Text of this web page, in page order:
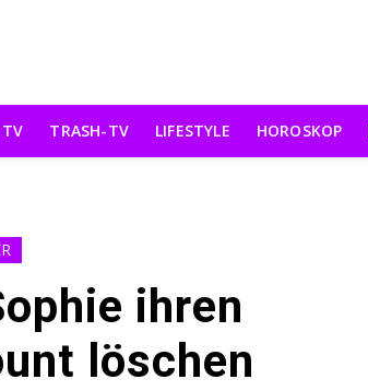
TRASH-TV LIFESTYLE HOROSKOP
ihren
löschen